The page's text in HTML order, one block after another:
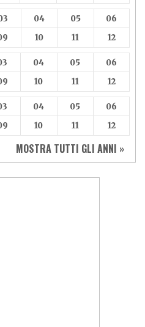
04 05
06
10 11 12
04 05
06
10 11 12
04 05
06
10 11 12
MOSTRA TUTTI GLI ANNI »